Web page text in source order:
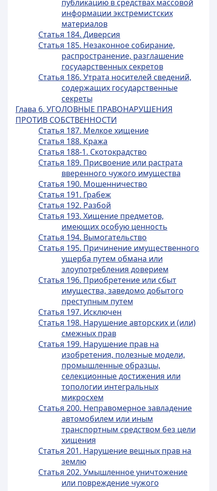
публикацию в средствах массовой
информации экстремистских
материалов
Статья 184. Диверсия
Статья 185. Незаконное собирание,
распространение, разглашение
государственных секретов
Статья 186. Утрата носителей сведений,
содержащих государственные
секреты
Глава 6. УГОЛОВНЫЕ ПРАВОНАРУШЕНИЯ
ПРОТИВ СОБСТВЕННОСТИ
Статья 187. Мелкое хищение
Статья 188. Кража
Статья 188-1. Скотокрадство
Статья 189. Присвоение или растрата
вверенного чужого имущества
Статья 190. Мошенничество
Статья 191. Грабеж
Статья 192. Разбой
Статья 193. Хищение предметов,
имеющих особую ценность
Статья 194. Вымогательство
Статья 195. Причинение имущественного
ущерба путем обмана или
злоупотребления доверием
Статья 196. Приобретение или сбыт
имущества, заведомо добытого
преступным путем
Статья 197. Исключен
Статья 198. Нарушение авторских и (или)
смежных прав
Статья 199. Нарушение прав на
изобретения, полезные модели,
промышленные образцы,
селекционные достижения или
топологии интегральных
микросхем
Статья 200. Неправомерное завладение
автомобилем или иным
транспортным средством без цели
хищения
Статья 201. Нарушение вещных прав на
землю
Статья 202. Умышленное уничтожение
или повреждение чужого